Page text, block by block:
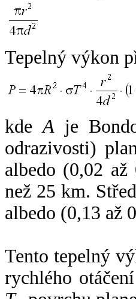
Tepelný výkon
kdeA je
odrazivosti)
albedo (0,02
než 25 km.
albedo (0,13 až
Tento tepelný
rychlého